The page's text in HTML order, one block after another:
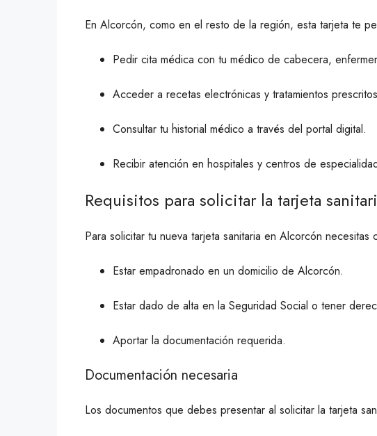
En Alcorcón, como en el resto de la región, esta tarjeta te
Pedir cita médica con tu médico de cabecera,
Acceder a recetas electrónicas y tratamientos
Consultar tu historial médico a través del portal digital.
Recibir atención en hospitales y centros de
Requisitos para solicitar la tarjeta
Para solicitar tu nueva tarjeta sanitaria en Alcorcón
Estar empadronado en un domicilio de Alcorcón.
Estar dado de alta en la Seguridad Social o tener
Aportar la documentación requerida.
Documentación necesaria
Los documentos que debes presentar al solicitar la tarjeta